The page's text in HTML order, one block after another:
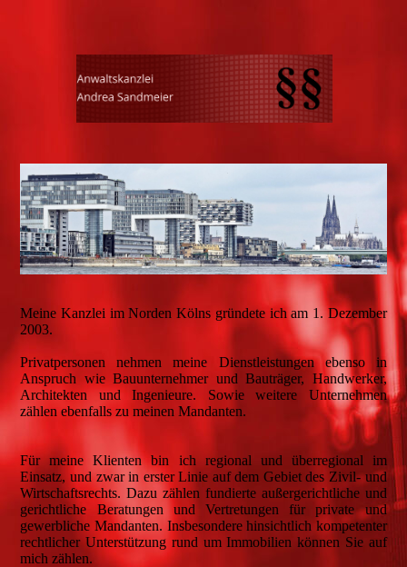
Meine Kanzlei im Norden Kölns gründete ich am 1. Dezember
2003.
Privatpersonen nehmen meine Dienstleistungen ebenso in
Anspruch wie Bauunternehmer und Bauträger, Handwerker,
Architekten und Ingenieure. Sowie weitere Unternehmen
zählen ebenfalls zu meinen Mandanten.
Für meine Klienten bin ich regional und überregional im
Einsatz, und zwar in erster Linie auf dem Gebiet des Zivil- und
Wirtschaftsrechts. Dazu zählen fundierte außergerichtliche und
gerichtliche Beratungen und Vertretungen für private und
gewerbliche Mandanten. Insbesondere hinsichtlich kompetenter
rechtlicher Unterstützung rund um Immobilien können Sie auf
mich zählen.